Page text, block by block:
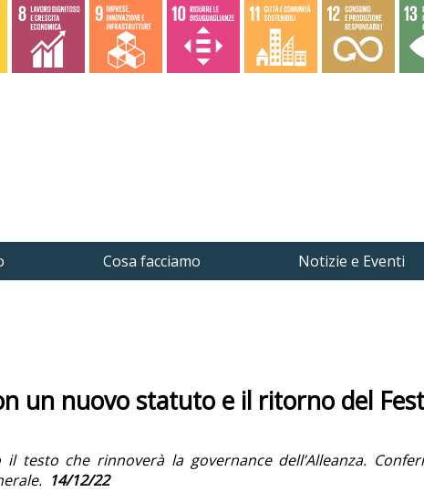
Cosa facciamo Notizie e Eventi
un nuovo statuto e il ritorno del
il testo che rinnoverà la governance dell’Alleanza.
14/12/22